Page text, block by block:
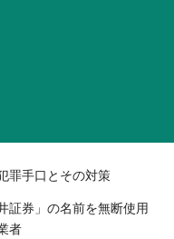
罪手口とその対策
証券」の名前を無断使用
者